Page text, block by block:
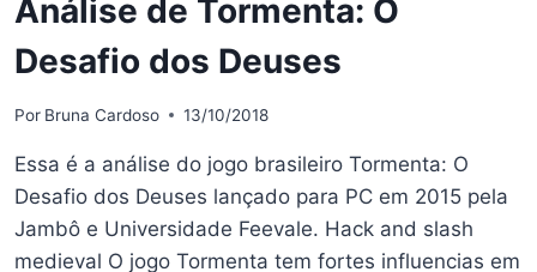
Análise de Tormenta: O
Desafio dos Deuses
Por Bruna Cardoso 13/10/2018
Essa é a análise do jogo brasileiro Tormenta: O
Desafio dos Deuses lançado para PC em 2015 pela
Jambô e Universidade Feevale. Hack and slash
medieval O jogo Tormenta tem fortes influencias em